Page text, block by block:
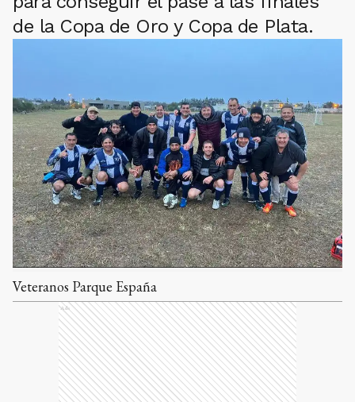
de la Copa de Oro y Copa de Plata.
Veteranos Parque España
Ads